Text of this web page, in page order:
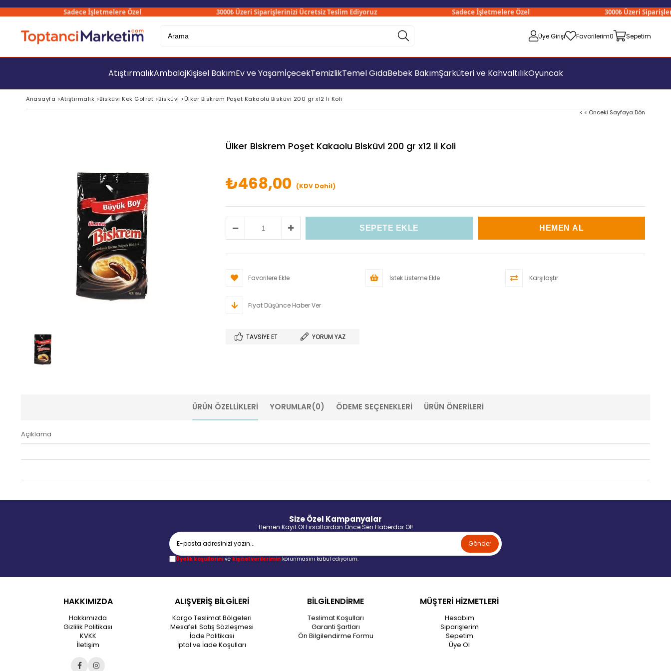
Sadece İşletmelere Özel 3000₺ Üzeri Siparişlerinizi Ücretsiz Teslim Ediyoruz Sadece İşletmelere Özel 3000₺ Üzeri
Üye Girişi Favorilerim0 Sepetim
AtıştırmalıkAmbalajKişisel BakımEv ve YaşamİçecekTemizlikTemel GıdaBebek BakımŞarküteri ve KahvaltılıkOyuncak
Anasayfa >Atıştırmalık >Bisküvi Kek Gofret >Bisküvi >Ülker Biskrem Poşet Kakaolu Bisküvi 200 gr x12 li Koli
< < Önceki Sayfaya Dön
Ülker Biskrem Poşet Kakaolu Bisküvi 200 gr x12 li Koli
₺468,00 (KDV Dahil)
Favorilere Ekle İstek Listeme Ekle Karşılaştır
Fiyat Düşünce Haber Ver
TAVSIYE ET YORUM YAZ
ÜRÜN ÖZELLIKLERI YORUMLAR(0) ÖDEME SEÇENEKLERI ÜRÜN ÖNERILERI
Açıklama
Size Özel Kampanyalar
Hemen Kayıt Ol Fırsatlardan Önce Sen Haberdar Ol!
Gönder
Üyelik koşullarınıve kişisel verileriminkorunmasını kabul ediyorum.
HAKKIMIZDA
Hakkımızda
Gizlilik Politikası
KVKK
İletişim
ALIŞVERİŞ BİLGİLERİ
Kargo Teslimat Bölgeleri
Mesafeli Satış Sözleşmesi
İade Politikası
İptal ve İade Koşulları
BİLGİLENDİRME
Teslimat Koşulları
Garanti Şartları
Ön Bilgilendirme Formu
MÜŞTERİ HİZMETLERİ
Hesabım
Siparişlerim
Sepetim
Üye Ol